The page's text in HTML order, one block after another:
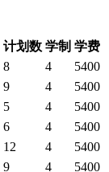
计划数 学制 学费
8 4
5400
9 4
5400
5 4
5400
6 4
5400
12 4
5400
9 4 5400